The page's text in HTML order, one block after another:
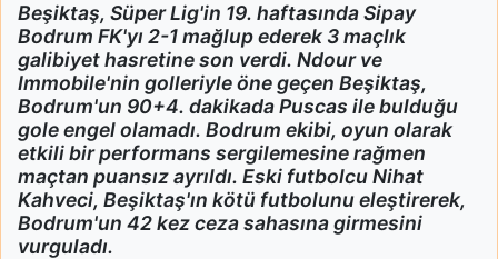
Beşiktaş, Süper Lig'in 19. haftasında Sipay
Bodrum FK'yı 2-1 mağlup ederek 3 maçlık
galibiyet hasretine son verdi. Ndour ve
Immobile'nin golleriyle öne geçen Beşiktaş,
Bodrum'un 90+4. dakikada Puscas ile bulduğu
gole engel olamadı. Bodrum ekibi, oyun olarak
etkili bir performans sergilemesine rağmen
maçtan puansız ayrıldı. Eski futbolcu Nihat
Kahveci, Beşiktaş'ın kötü futbolunu eleştirerek,
Bodrum'un 42 kez ceza sahasına girmesini
vurguladı.